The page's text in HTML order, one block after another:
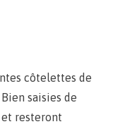
côtelettes de
saisies de
resteront